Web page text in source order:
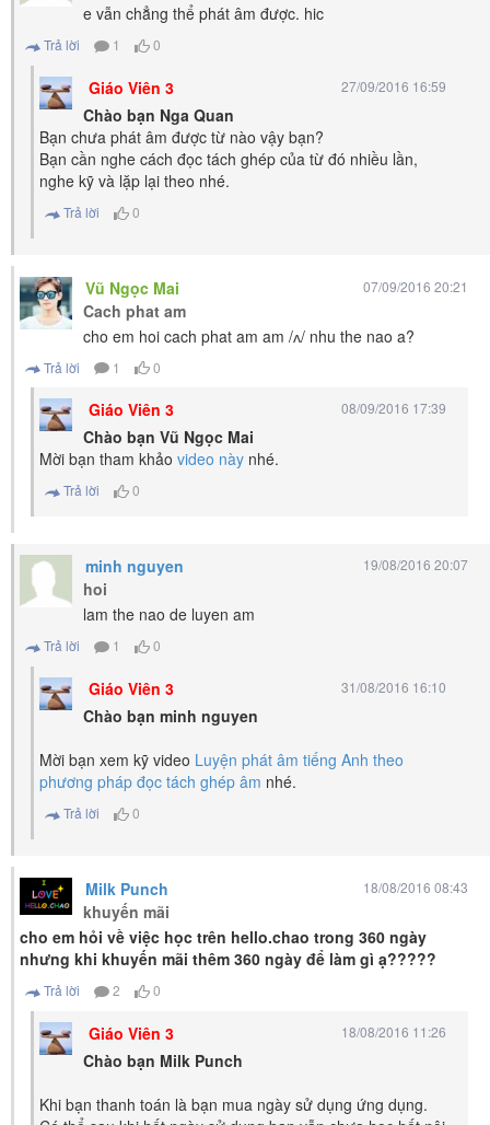
e vẫn chẳng thể phát âm được. hic
Trả lời 1 0
Giáo Viên 3 27/09/2016 16:59
Chào bạn Nga Quan
Bạn chưa phát âm được từ nào vậy bạn?
Bạn cần nghe cách đọc tách ghép của từ đó nhiều lần,
nghe kỹ và lặp lại theo nhé.
Trả lời 0
Vũ Ngọc Mai 07/09/2016 20:21
Cach phat am
cho em hoi cach phat am am /ʌ/ nhu the nao a?
Trả lời 1 0
Giáo Viên 3 08/09/2016 17:39
Chào bạn Vũ Ngọc Mai
Mời bạn tham khảo video này nhé.
Trả lời 0
minh nguyen 19/08/2016 20:07
hoi
lam the nao de luyen am
Trả lời 1 0
Giáo Viên 3 31/08/2016 16:10
Chào bạn minh nguyen
Mời bạn xem kỹ video Luyện phát âm tiếng Anh theo
phương pháp đọc tách ghép âm nhé.
Trả lời 0
Milk Punch 18/08/2016 08:43
khuyến mãi
cho em hỏi về việc học trên hello.chao trong 360 ngày
nhưng khi khuyến mãi thêm 360 ngày để làm gì ạ?????
Trả lời 2 0
Giáo Viên 3 18/08/2016 11:26
Chào bạn Milk Punch
Khi bạn thanh toán là bạn mua ngày sử dụng ứng dụng.